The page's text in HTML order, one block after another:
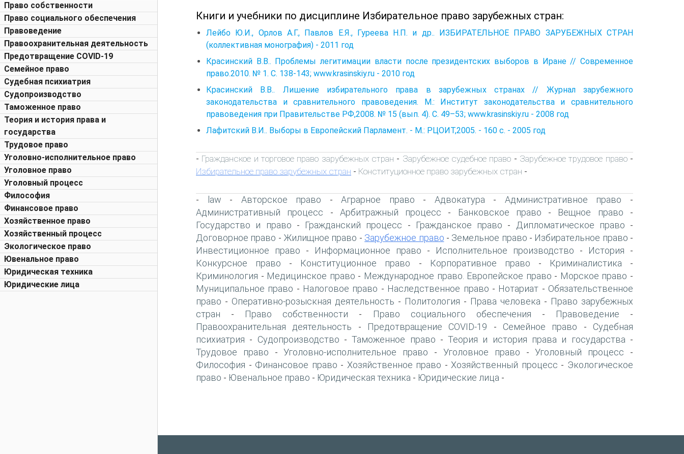
Право собственности
Право социального обеспечения
Правоведение
Правоохранительная деятельность
Предотвращение COVID-19
Семейное право
Судебная психиатрия
Судопроизводство
Таможенное право
Теория и история права и
государства
Трудовое право
Уголовно-исполнительное право
Уголовное право
Уголовный процесс
Философия
Финансовое право
Хозяйственное право
Хозяйственный процесс
Экологическое право
Ювенальное право
Юридическая техника
Юридические лица
Книги и учебники по дисциплине Избирательное право зарубежных стран:
Лейбо Ю.И., Орлов А.Г., Павлов Е.Я., Гуреева Н.П. и др.. ИЗБИРАТЕЛЬНОЕ ПРАВО ЗАРУБЕЖНЫХ СТРАН
(коллективная монография) - 2011 год
Красинский В.В.. Проблемы легитимации власти после президентских выборов в Иране // Современное
право.2010. № 1. С. 138-143; www.krasinskiy.ru - 2010 год
Красинский В.В.. Лишение избирательного права в зарубежных странах // Журнал зарубежного
законодательства и сравнительного правоведения. М.: Институт законодательства и сравнительного
правоведения при Правительстве РФ,2008. № 15 (вып. 4). С. 49–53; www.krasinskiy.ru - 2008 год
Лафитский В.И.. Выборы в Европейский Парламент. - М.: РЦОИТ,2005. - 160 с. - 2005 год
- Гражданское и торговое право зарубежных стран - Зарубежное судебное право - Зарубежное трудовое право-
Избирательное право зарубежных стран - Конституционное право зарубежных стран -
- law - Авторское право -Аграрное право - Адвокатура - Административное право -
Административный процесс - Арбитражный процесс - Банковское право - Вещное право -
Государство и право - Гражданский процесс - Гражданское право - Дипломатическое право -
Договорное право - Жилищное право - Зарубежное право - Земельное право - Избирательное право -
Инвестиционное право - Информационное право - Исполнительное производство - История -
Конкурсное право - Конституционное право - Корпоративное право - Криминалистика -
Криминология - Медицинское право - Международное право. Европейское право - Морское право -
Муниципальное право - Налоговое право - Наследственное право - Нотариат - Обязательственное
право - Оперативно-розыскная деятельность - Политология - Права человека - Право зарубежных
стран - Право собственности - Право социального обеспечения - Правоведение -
Правоохранительная деятельность - Предотвращение COVID-19 - Семейное право - Судебная
психиатрия - Судопроизводство -Таможенное право -Теория и история права и государства -
Трудовое право -Уголовно-исполнительное право - Уголовное право -Уголовный процесс -
Философия - Финансовое право - Хозяйственное право - Хозяйственный процесс - Экологическое
право - Ювенальное право - Юридическая техника - Юридические лица -